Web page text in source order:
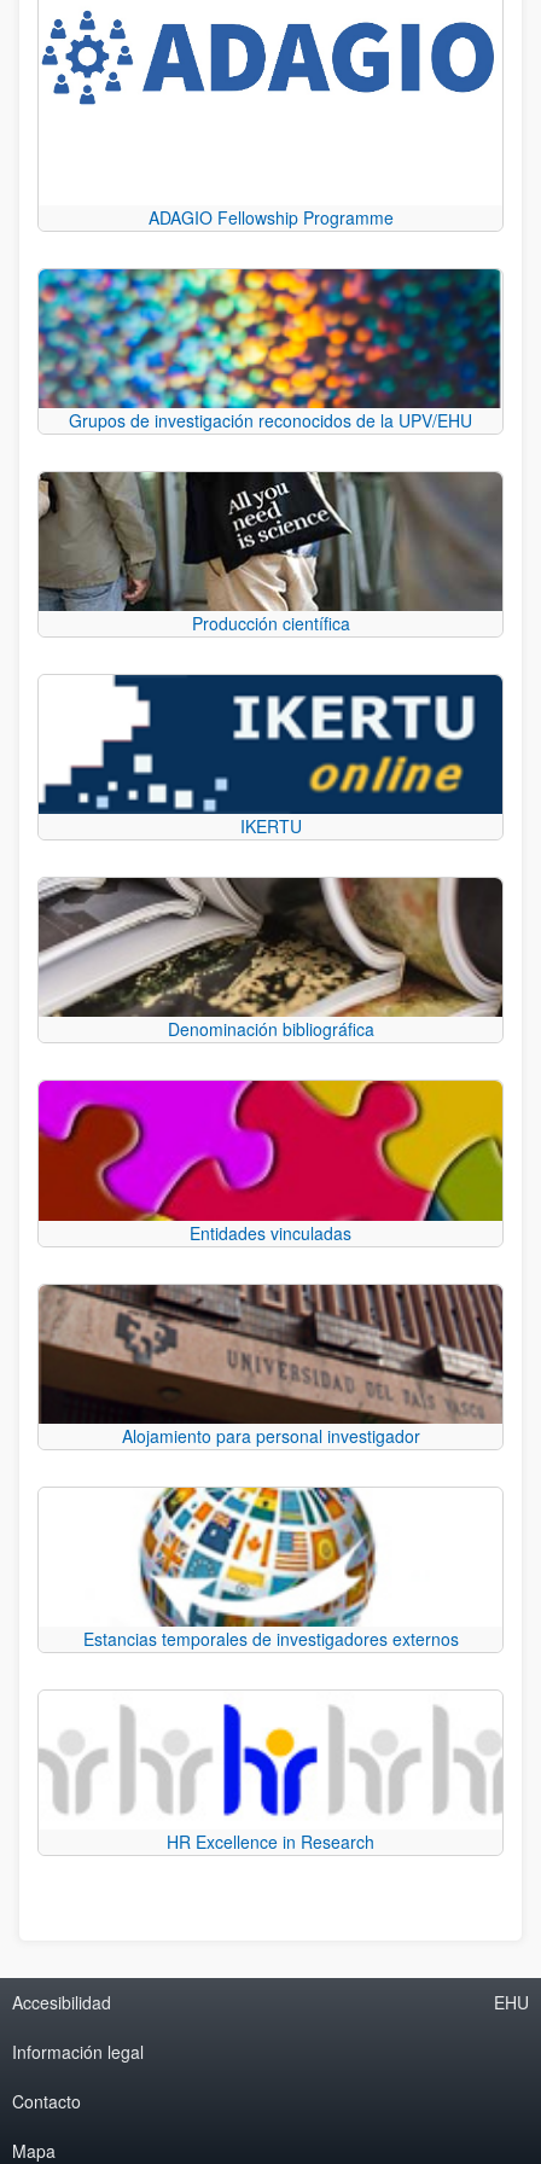
ADAGIO Fellowship Programme
Grupos de investigación reconocidos de la UPV/EHU
Producción científica
IKERTU
Denominación bibliográfica
Entidades vinculadas
Alojamiento para personal investigador
Estancias temporales de investigadores externos
HR Excellence in Research
Accesibilidad
Información legal
Contacto
Mapa
EHU